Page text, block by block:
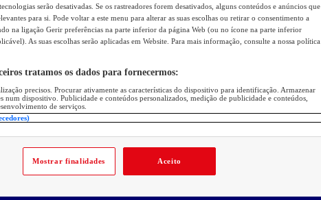
serão desativadas. Se os rastreadores forem desativados, alguns conteúdos e anúncios que
para si. Pode voltar a este menu para alterar as suas escolhas ou retirar o consentimento a
na ligação Gerir preferências na parte inferior da página Web (ou no ícone na parte inferior
As suas escolhas serão aplicadas em Website. Para mais informação, consulte a nossa política
tratamos os dados para fornecermos:
precisos. Procurar ativamente as características do dispositivo para identificação. Armazenar
num dispositivo. Publicidade e conteúdos personalizados, medição de publicidade e conteúdos,
de serviços.
Mostrar finalidades Aceito